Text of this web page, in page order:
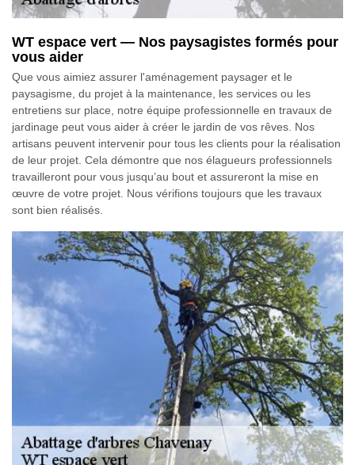
WT espace vert — Nos paysagistes formés pour
vous aider
Que vous aimiez assurer l'aménagement paysager et le
paysagisme, du projet à la maintenance, les services ou les
entretiens sur place, notre équipe professionnelle en travaux de
jardinage peut vous aider à créer le jardin de vos rêves. Nos
artisans peuvent intervenir pour tous les clients pour la réalisation
de leur projet. Cela démontre que nos élagueurs professionnels
travailleront pour vous jusqu’au bout et assureront la mise en
œuvre de votre projet. Nous vérifions toujours que les travaux
sont bien réalisés.